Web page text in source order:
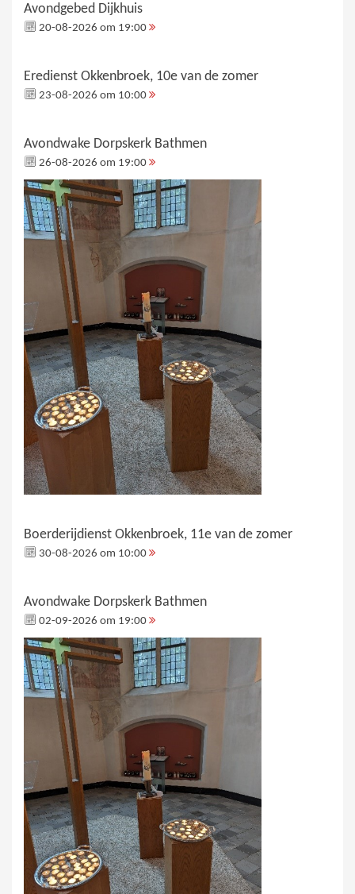
Avondgebed Dijkhuis
20-08-2026 om 19:00
Eredienst Okkenbroek, 10e van de zomer
23-08-2026 om 10:00
Avondwake Dorpskerk Bathmen
26-08-2026 om 19:00
Boerderijdienst Okkenbroek, 11e van de zomer
30-08-2026 om 10:00
Avondwake Dorpskerk Bathmen
02-09-2026 om 19:00